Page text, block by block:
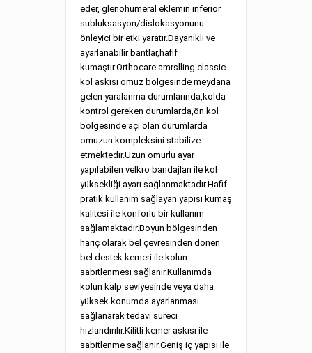
eder, glenohumeral eklemin inferior
subluksasyon/dislokasyonunu
önleyici bir etki yaratır.Dayanıklı ve
ayarlanabilir bantlar,hafif
kumaştır.Orthocare amrslling classic
kol askısı omuz bölgesinde meydana
gelen yaralanma durumlarında,kolda
kontrol gereken durumlarda,ön kol
bölgesinde açı olan durumlarda
omuzun kompleksini stabilize
etmektedir.Uzun ömürlü ayar
yapılabilen velkro bandajları ile kol
yüksekliği ayarı sağlanmaktadır.Hafif
pratik kullanım sağlayan yapısı kumaş
kalitesi ile konforlu bir kullanım
sağlamaktadır.Boyun bölgesinden
hariç olarak bel çevresinden dönen
bel destek kemeri ile kolun
sabitlenmesi sağlanır.Kullanımda
kolun kalp seviyesinde veya daha
yüksek konumda ayarlanması
sağlanarak tedavi süreci
hızlandırılır.Kilitli kemer askısı ile
sabitlenme sağlanır.Geniş iç yapısı ile